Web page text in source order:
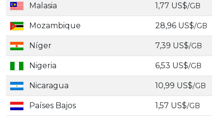
Malasia 1,77 US$/GB
Mozambique 28,96 US$/GB
Níger 7,39 US$/GB
Nigeria 6,53 US$/GB
Nicaragua 10,99 US$/GB
Países Bajos 1,57 US$/GB